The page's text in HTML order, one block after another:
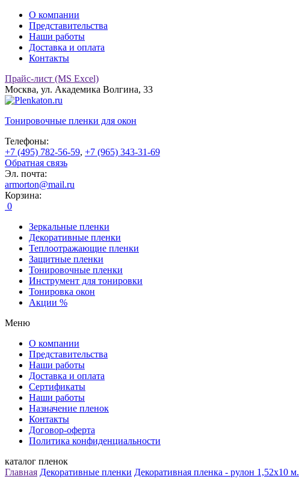
О компании
Представительства
Наши работы
Доставка и оплата
Контакты
Прайс-лист (MS Excel)
Москва, ул. Академика Волгина, 33
Тонировочные пленки для окон
Телефоны:
+7 (495) 782-56-59, +7 (965) 343-31-69
Обратная связь
Эл. почта:
armorton@mail.ru
Корзина:
0
Зеркальные пленки
Декоративные пленки
Теплоотражающие пленки
Защитные пленки
Тонировочные пленки
Инструмент для тонировки
Тонировка окон
Акции %
Меню
О компании
Представительства
Наши работы
Доставка и оплата
Сертификаты
Наши работы
Назначение пленок
Контакты
Договор-оферта
Политика конфиденциальности
каталог пленок
Главная Декоративные пленки Декоративная пленка - рулон 1,52х10 м.